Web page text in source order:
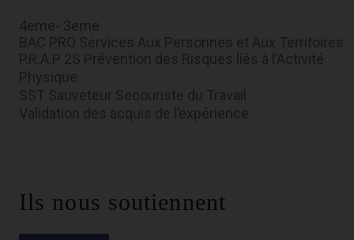
4eme- 3eme
BAC PRO Services Aux Personnes et Aux Territoires
P.R.A.P 2S Prévention des Risques liés à l’Activité
Physique
SST Sauveteur Secouriste du Travail
Validation des acquis de l’expérience
Ils nous soutiennent